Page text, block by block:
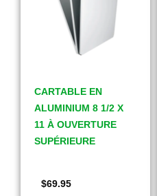
CARTABLE EN
ALUMINIUM 8 1/2 X
11 À OUVERTURE
SUPÉRIEURE
$69.95